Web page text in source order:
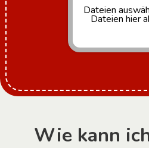
Dateien
Dateien hier
Wie kann